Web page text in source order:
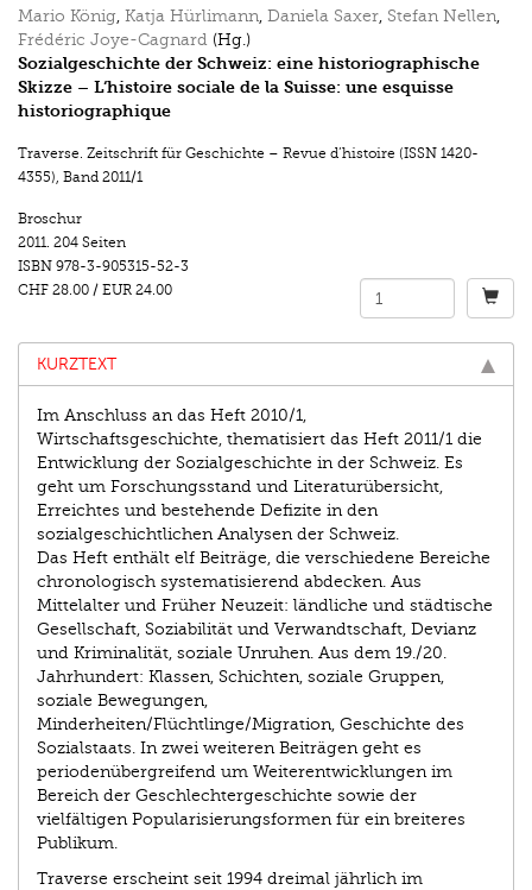
Mario König, Katja Hürlimann, Daniela Saxer, Stefan Nellen,
Frédéric Joye-Cagnard (Hg.)
Sozialgeschichte der Schweiz: eine historiographische
Skizze – L‘histoire sociale de la Suisse: une esquisse
historiographique
Traverse. Zeitschrift für Geschichte – Revue d’histoire (ISSN 1420-
4355), Band 2011/1
Broschur
2011. 204 Seiten
ISBN 978-3-905315-52-3
CHF 28.00 / EUR 24.00
KURZTEXT
Im Anschluss an das Heft 2010/1,
Wirtschaftsgeschichte, thematisiert das Heft 2011/1 die
Entwicklung der Sozialgeschichte in der Schweiz. Es
geht um Forschungsstand und Literaturübersicht,
Erreichtes und bestehende Defizite in den
sozialgeschichtlichen Analysen der Schweiz.
Das Heft enthält elf Beiträge, die verschiedene Bereiche
chronologisch systematisierend abdecken. Aus
Mittelalter und Früher Neuzeit: ländliche und städtische
Gesellschaft, Soziabilität und Verwandtschaft, Devianz
und Kriminalität, soziale Unruhen. Aus dem 19./20.
Jahrhundert: Klassen, Schichten, soziale Gruppen,
soziale Bewegungen,
Minderheiten/Flüchtlinge/Migration, Geschichte des
Sozialstaats. In zwei weiteren Beiträgen geht es
periodenübergreifend um Weiterentwicklungen im
Bereich der Geschlechtergeschichte sowie der
vielfältigen Popularisierungsformen für ein breiteres
Publikum.
Traverse erscheint seit 1994 dreimal jährlich im